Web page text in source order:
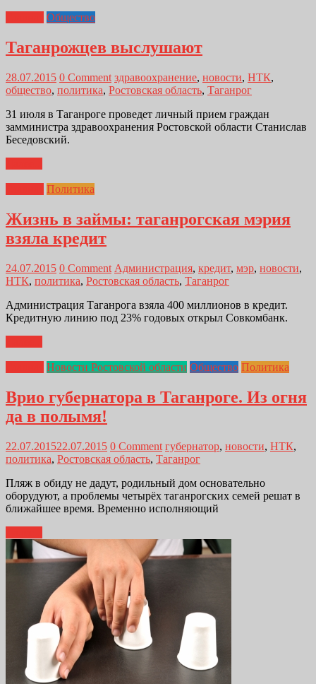
Общество
Таганрожцев выслушают
28.07.2015 0 Comment здравоохранение, новости, НТК,
общество, политика, Ростовская область, Таганрог
31 июля в Таганроге проведет личный прием граждан
замминистра здравоохранения Ростовской области Станислав
Беседовский.
Политика
Жизнь в займы: таганрогская мэрия
взяла кредит
24.07.2015 0 Comment Администрация, кредит, мэр, новости,
НТК, политика, Ростовская область, Таганрог
Администрация Таганрога взяла 400 миллионов в кредит.
Кредитную линию под 23% годовых открыл Совкомбанк.
Новости Ростовской области Общество Политика
Врио губернатора в Таганроге. Из огня
да в полымя!
22.07.201522.07.2015 0 Comment губернатор, новости, НТК,
политика, Ростовская область, Таганрог
Пляж в обиду не дадут, родильный дом основательно
оборудуют, а проблемы четырёх таганрогских семей решат в
ближайшее время. Временно исполняющий